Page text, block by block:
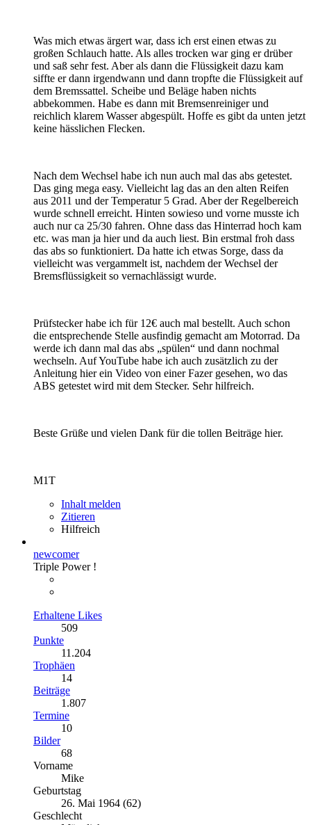
Was mich etwas ärgert war, dass ich erst einen etwas zu
großen Schlauch hatte. Als alles trocken war ging er drüber
und saß sehr fest. Aber als dann die Flüssigkeit dazu kam
siffte er dann irgendwann und dann tropfte die Flüssigkeit auf
dem Bremssattel. Scheibe und Beläge haben nichts
abbekommen. Habe es dann mit Bremsenreiniger und
reichlich klarem Wasser abgespült. Hoffe es gibt da unten jetzt
keine hässlichen Flecken.
Nach dem Wechsel habe ich nun auch mal das abs getestet.
Das ging mega easy. Vielleicht lag das an den alten Reifen
aus 2011 und der Temperatur 5 Grad. Aber der Regelbereich
wurde schnell erreicht. Hinten sowieso und vorne musste ich
auch nur ca 25/30 fahren. Ohne dass das Hinterrad hoch kam
etc. was man ja hier und da auch liest. Bin erstmal froh dass
das abs so funktioniert. Da hatte ich etwas Sorge, dass da
vielleicht was vergammelt ist, nachdem der Wechsel der
Bremsflüssigkeit so vernachlässigt wurde.
Prüfstecker habe ich für 12€ auch mal bestellt. Auch schon
die entsprechende Stelle ausfindig gemacht am Motorrad. Da
werde ich dann mal das abs „spülen“ und dann nochmal
wechseln. Auf YouTube habe ich auch zusätzlich zu der
Anleitung hier ein Video von einer Fazer gesehen, wo das
ABS getestet wird mit dem Stecker. Sehr hilfreich.
Beste Grüße und vielen Dank für die tollen Beiträge hier.
M1T
Inhalt melden
Zitieren
Hilfreich
newcomer
Triple Power !
Erhaltene Likes
509
Punkte
11.204
Trophäen
14
Beiträge
1.807
Termine
10
Bilder
68
Vorname
Mike
Geburtstag
26. Mai 1964 (62)
Geschlecht